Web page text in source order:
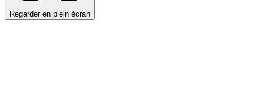
Regarder en plein écran